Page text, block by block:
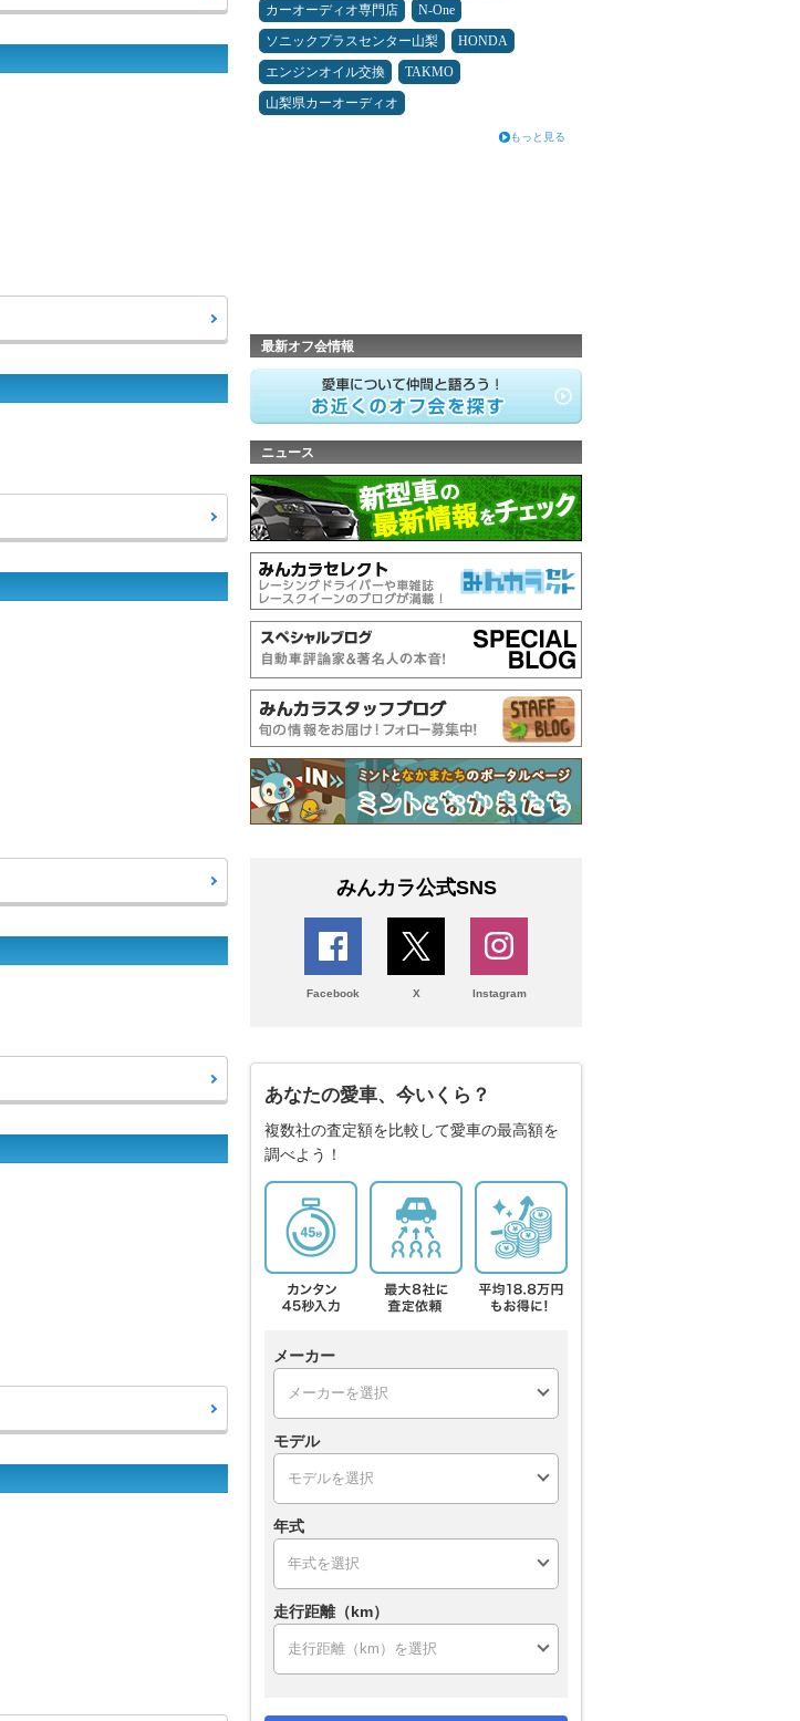
カーオーディオ専門店
N-One
ソニックプラスセンター山梨
HONDA
エンジンオイル交換
TAKMO
山梨県カーオーディオ
もっと見る
最新オフ会情報
ニュース
みんカラ公式SNS
Facebook X Instagram
あなたの愛車、今いくら？
複数社の査定額を比較して愛車の最高額を
調べよう！
メーカー
モデル
年式
走行距離（km）